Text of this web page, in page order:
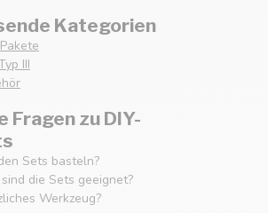
Kategorien
III
Fragen zu DIY-
Sets basteln?
die Sets geeignet?
Werkzeug?